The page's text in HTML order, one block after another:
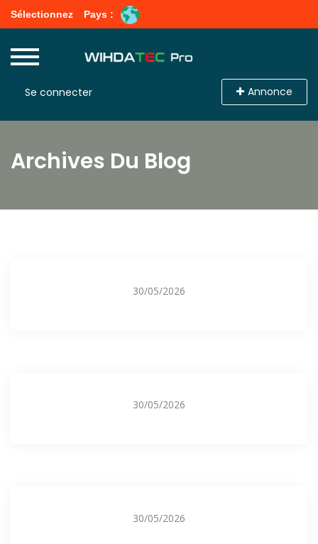
Sélectionnez Pays :
Se connecter Annonce
Archives Du Blog
30/05/2026
30/05/2026
30/05/2026